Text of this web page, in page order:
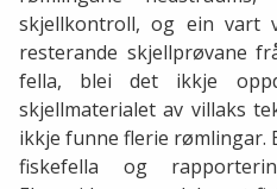
skjellkontroll, og ein vart
resterande skjellprøvane
fella, blei det ikkje
skjellmaterialet av villaks
ikkje funne flerie rømlingar.
fiskefella og